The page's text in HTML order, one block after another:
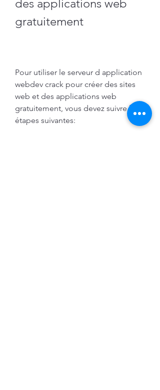
des applications web
gratuitement
Pour utiliser le serveur d application
webdev crack pour créer des sites
web et des applications web
gratuitement, vous devez suivre les
étapes suivantes: